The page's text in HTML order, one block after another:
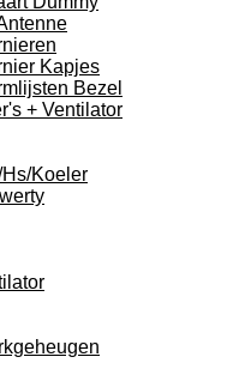
Kapjes
Bezel
+ Ventilator
Koeler